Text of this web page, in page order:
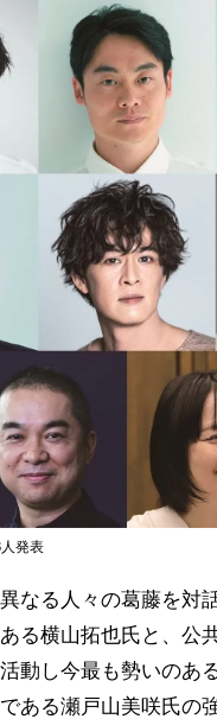
発表
なる人々の葛藤を対
る横山拓也氏と、公
動し今最も勢いのあ
ある瀬戸山美咲氏の